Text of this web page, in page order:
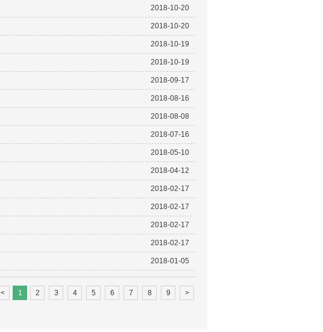
2018-10-20
2018-10-20
2018-10-19
2018-10-19
2018-09-17
2018-08-16
2018-08-08
2018-07-16
2018-05-10
2018-04-12
2018-02-17
2018-02-17
2018-02-17
2018-02-17
2018-01-05
< 1 2 3 4 5 6 7 8 9 >